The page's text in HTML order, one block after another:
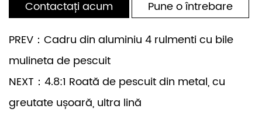
Contactați acum
Pune o întrebare
PREV：Cadru din aluminiu 4 rulmenti cu bile
mulineta de pescuit
NEXT：4.8:1 Roată de pescuit din metal, cu
greutate ușoară, ultra lină